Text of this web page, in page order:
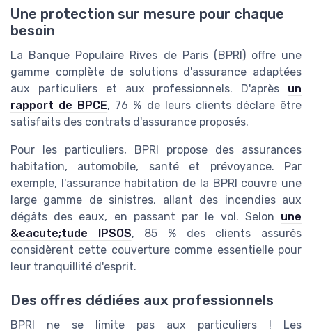
Une protection sur mesure pour chaque
besoin
La Banque Populaire Rives de Paris (BPRI) offre une
gamme complète de solutions d'assurance adaptées
aux particuliers et aux professionnels. D'après un
rapport de BPCE, 76 % de leurs clients déclare être
satisfaits des contrats d'assurance proposés.
Pour les particuliers, BPRI propose des assurances
habitation, automobile, santé et prévoyance. Par
exemple, l'assurance habitation de la BPRI couvre une
large gamme de sinistres, allant des incendies aux
dégâts des eaux, en passant par le vol. Selon une
&eacute;tude IPSOS, 85 % des clients assurés
considèrent cette couverture comme essentielle pour
leur tranquillité d'esprit.
Des offres dédiées aux professionnels
BPRI ne se limite pas aux particuliers ! Les